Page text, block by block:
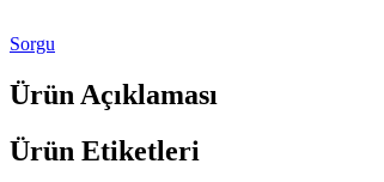
Düşük İnşaat Maliyeti, Yüksek Verimlilik,
20 ft 250 kWh 582 kWh Konteynerli
Sorgu
Ürün Açıklaması
Ürün Etiketleri